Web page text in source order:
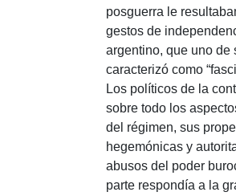
posguerra le
gestos de
argentino, que uno de
caracterizó como
Los políticos de la
sobre todo los
del régimen, sus
hegemónicas y
abusos del poder
parte respondía a la